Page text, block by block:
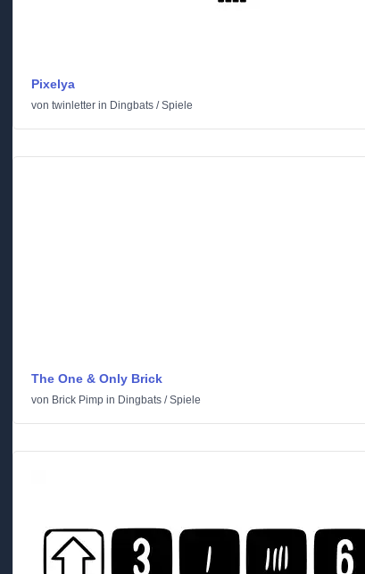
Pixelya
von twinletter in Dingbats /Spiele
The One & Only Brick
von Brick Pimp in Dingbats /Spiele